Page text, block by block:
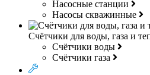
Насосные станции
Насосы скважинные
Счётчики для воды, газа и
Счётчики воды
Счётчики газа